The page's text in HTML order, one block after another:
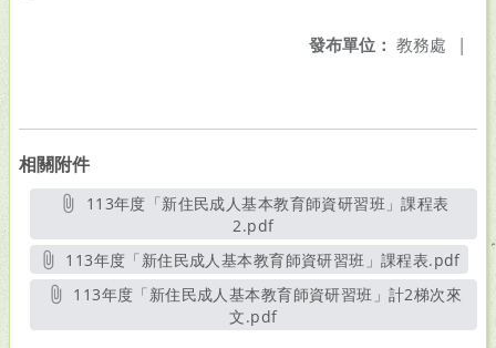
發布單位： 教務處 |
相關附件
2.pdf另開新視窗
113年度「新住民成人基本教育師資研習班」課程表.pdf
另開新視窗
文.pdf另開新視窗